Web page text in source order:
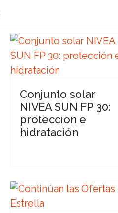
Conjunto solar
NIVEA SUN FP 30:
protección e
hidratación